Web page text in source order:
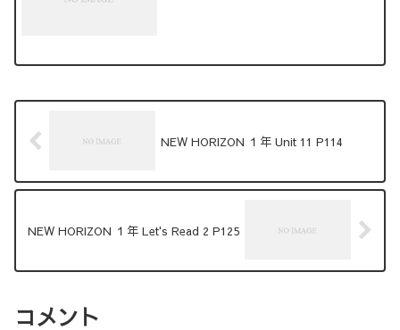
NEW HORIZON １年 Unit 11 P114
NEW HORIZON １年 Let's Read 2 P125
コメント